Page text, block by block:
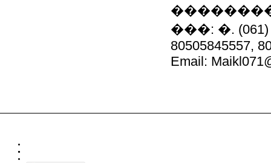
���: �. (061)
80505845557,
Email: